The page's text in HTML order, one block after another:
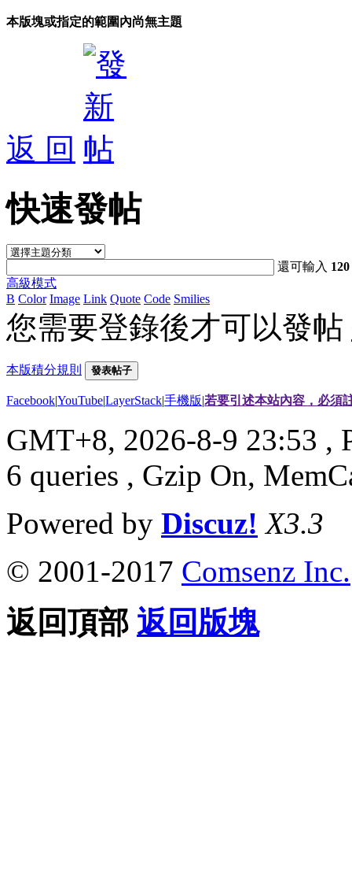
本版塊或指定的範圍內尚無主題
返 回
快速發帖
還可輸入 120
高級模式
B Color Image Link Quote Code Smilies
您需要登錄後才可以發帖
本版積分規則 發表帖子
Facebook|YouTube|LayerStack|手機版|若要引述本站內容，必須
GMT+8, 2026-8-9 23:53 ,
6 queries , Gzip On,
Powered by Discuz! X3.3
© 2001-2017 Comsenz Inc.
返回頂部 返回版塊